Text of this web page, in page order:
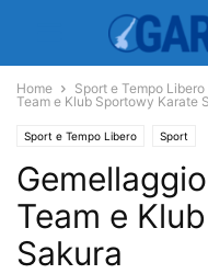
Home Sport e Tempo Libero
Team e Klub Sportowy Karate
Sport e Tempo Libero Sport
Team e
Sakura